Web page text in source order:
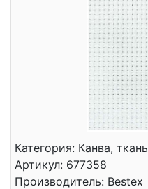
Категория: Канва, ткань
Артикул: 677358
Производитель: Bestex